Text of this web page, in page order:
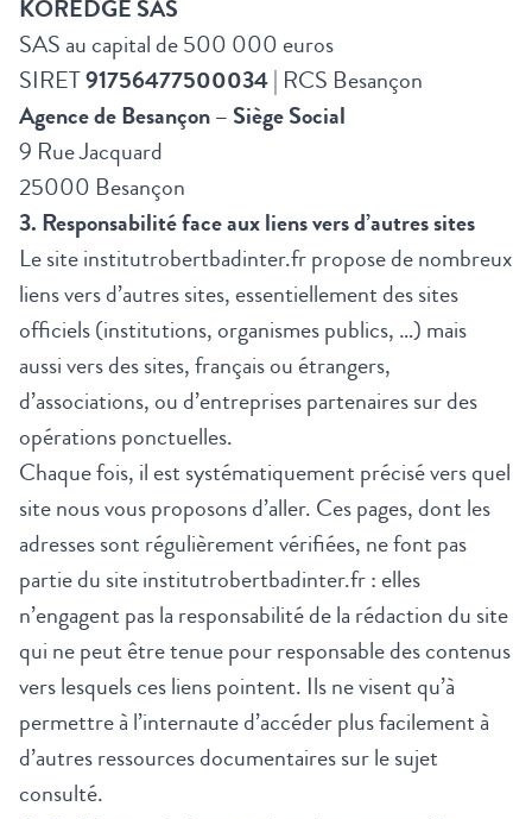
KOREDGE SAS
SAS au capital de 500 000 euros
SIRET91756477500034| RCS Besançon
Agence de Besançon– Siège Social
9 Rue Jacquard
25000 Besançon
3. Responsabilité face aux liens vers d’autres sites
Le site institutrobertbadinter.fr propose de nombreux
liens vers d’autres sites, essentiellement des sites
officiels (institutions, organismes publics, …) mais
aussi vers des sites, français ou étrangers,
d’associations, ou d’entreprises partenaires sur des
opérations ponctuelles.
Chaque fois, il est systématiquement précisé vers quel
site nous vous proposons d’aller. Ces pages, dont les
adresses sont régulièrement vérifiées, ne font pas
partie du siteinstitutrobertbadinter.fr : elles
n’engagent pas la responsabilité de la rédaction du site
qui ne peut être tenue pour responsable des contenus
vers lesquels ces liens pointent. Ils ne visent qu’à
permettre à l’internaute d’accéder plus facilement à
d’autres ressources documentaires sur le sujet
consulté.